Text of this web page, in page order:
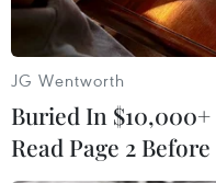
TIN LIÊN QUAN
JG Wentworth
Buried In
Read Page 2